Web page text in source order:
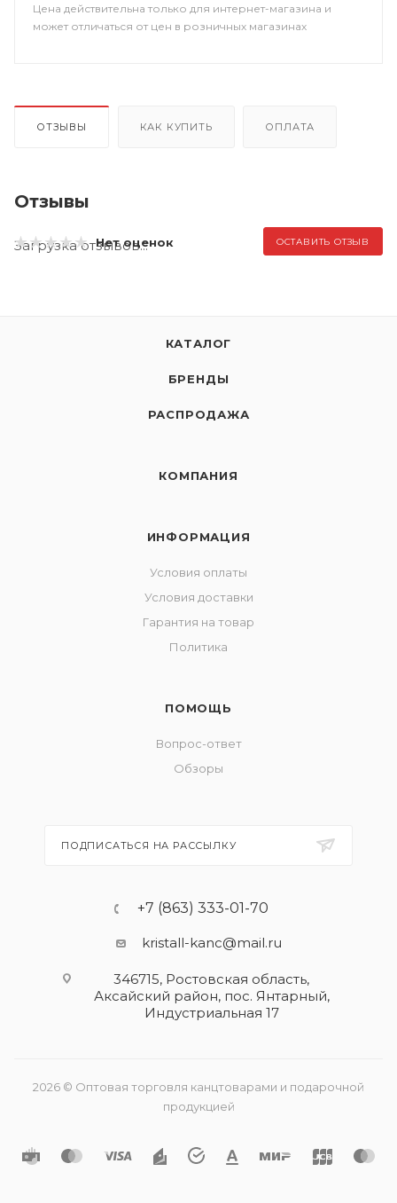
Цена действительна только для интернет-магазина и
может отличаться от цен в розничных магазинах
ОТЗЫВЫ КАК КУПИТЬ ОПЛАТА
Отзывы
Нет оценок ОСТАВИТЬ ОТЗЫВ
Загрузка отзывов...
КАТАЛОГ
БРЕНДЫ
РАСПРОДАЖА
КОМПАНИЯ
ИНФОРМАЦИЯ
Условия оплаты
Условия доставки
Гарантия на товар
Политика
ПОМОЩЬ
Вопрос-ответ
Обзоры
ПОДПИСАТЬСЯ НА РАССЫЛКУ
+7 (863) 333-01-70
kristall-kanc@mail.ru
346715, Ростовская область​,
Аксайский район, пос. Янтарный,
Индустриальная 17
2026 © Оптовая торговля канцтоварами и подарочной
продукцией